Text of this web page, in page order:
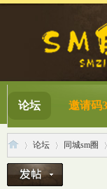
论坛 邀请码
论坛 同城sm圈